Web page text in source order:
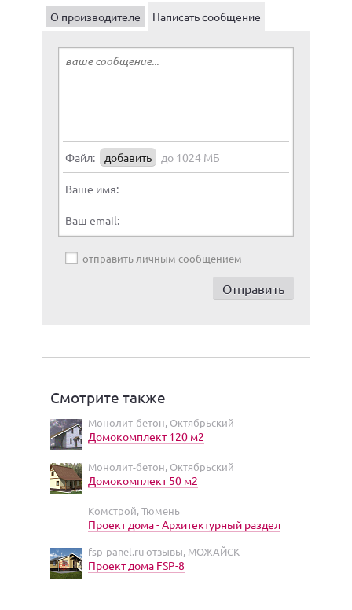
О производителе
Написать сообщение
Файл: добавить до 1024 МБ
Ваше имя:
Ваш email:
отправить личным сообщением
Смотрите также
Монолит-бетон, Октябрьский
Домокомплект 120 м2
Монолит-бетон, Октябрьский
Домокомплект 50 м2
Комстрой, Тюмень
Проект дома - Архитектурный раздел
fsp-panel.ru отзывы, МОЖАЙСК
Проект дома FSP-8